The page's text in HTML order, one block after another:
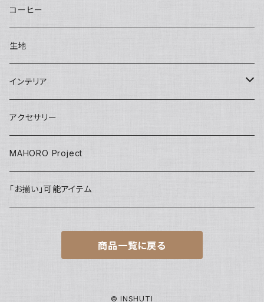
Janet tote
Eco bag
Conference bag
Small pouch
Overalls
Skirt
One piece
Adult
Kids
カチューシャ／Headband
Tie
Apron
Adult
Kids
Doll
Key ring
IDホルダー
Bag
Fashion
skirt
pants
コーヒー
生地
インテリア
壁掛け
アクセサリー
MAHORO Project
「お揃い」可能アイテム
商品一覧に戻る
© INSHUTI